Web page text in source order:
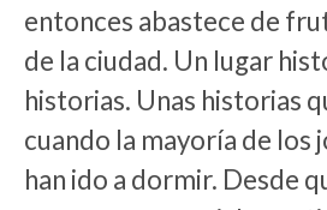
entonces abastece de
de la ciudad. Un lugar
historias. Unas historias
cuando la mayoría de los
han ido a dormir. Desde